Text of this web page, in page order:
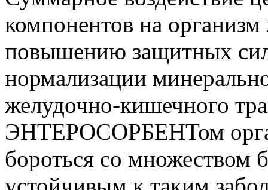
компонентов на
повышению защитных
нормализации
желудочно-кишечного
ЭНТЕРОСОРБЕНТом
бороться со множеством